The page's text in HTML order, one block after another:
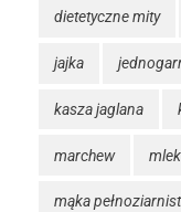
dietetyczne mity
jajka
kasza jaglana
marchew
mąka